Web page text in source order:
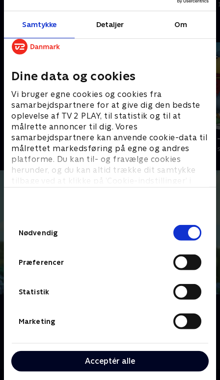
Samtykke Detaljer Om
Dine data og cookies
Vi bruger egne cookies og cookies fra
samarbejdspartnere for at give dig den bedste
oplevelse af TV 2 PLAY, til statistik og til at
målrette annoncer til dig. Vores
samarbejdspartnere kan anvende cookie-data til
målrettet markedsføring på egne og andres
platforme. Du kan til- og fravælge cookies
herunder, og du kan altid trække dit samtykke
tilbage ved at klikke på ’Cookie-indstillinger’ i
Nødvendig
Præferencer
Statistik
Marketing
Acceptér alle
Andre så også
Dukkehospitalet
Børneserier • 1 sæsoner
Byens helte
Børneserier • 1
Fransk børneserie om fårekyllingen Apollo,
dronningebien Marguerite og en flok andre små
eventyr.